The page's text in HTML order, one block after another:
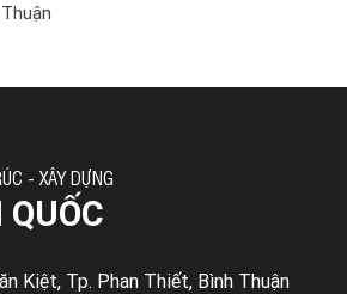
- XÂY DỰNG
Kiệt, Tp. Phan Thiết, Bình Thuận